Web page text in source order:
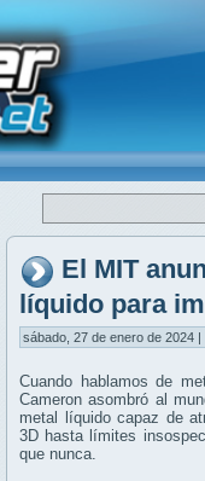
El MIT
líquido para
sábado, 27 de enero de 2024
Cuando hablamos de
Cameron asombró al
metal líquido capaz de
3D hasta límites
que nunca.